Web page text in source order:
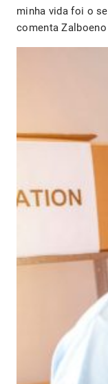
minha vida foi o
comenta